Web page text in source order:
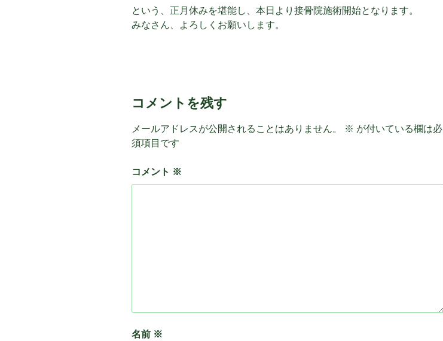
という、正月休みを堪能し、本日より接骨院施術開始となります。
みなさん、よろしくお願いします。
コメントを残す
メールアドレスが公開されることはありません。 ※ が付いている欄は必
須項目です
コメント ※
名前 ※